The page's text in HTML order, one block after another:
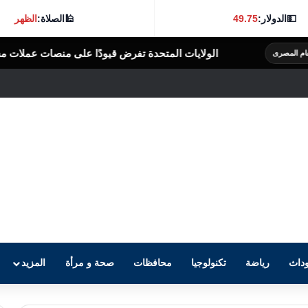
💵الدولار:49.75
🕌الصلاة:الظهر
المتحدة تفرض قيودًا على منصات عملات مشفرة بدعوى دعم جهات
رياضة تكنولوجيا محافظات صحة و مرأة المزيد